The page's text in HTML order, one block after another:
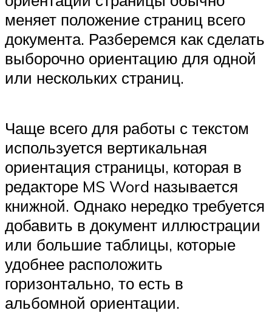
меняет положение страниц всего
документа. Разберемся как сделать
выборочно ориентацию для одной
или нескольких страниц.
Чаще всего для работы с текстом
используется вертикальная
ориентация страницы, которая в
редакторе MS Word называется
книжной. Однако нередко требуется
добавить в документ иллюстрации
или большие таблицы, которые
удобнее расположить
горизонтально, то есть в
альбомной ориентации.